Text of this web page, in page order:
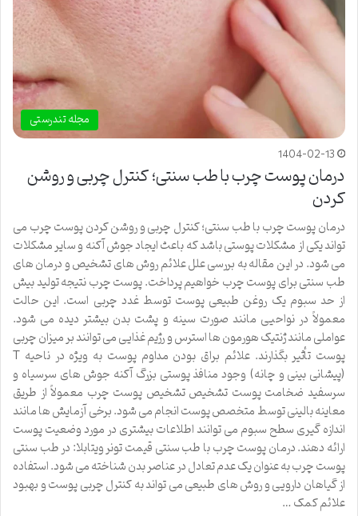
مجله تندرستی
1404-02-13
درمان پوست چرب با طب سنتی؛ کنترل چربی و روشن
کردن
درمان پوست چرب با طب سنتی؛ کنترل چربی و روشن کردن پوست چرب می
تواند یکی از مشکلات پوستی باشد که باعث ایجاد جوش آکنه و سایر مشکلات
می شود. در این مقاله به بررسی علل علائم روش های تشخیص و درمان های
طب سنتی برای پوست چرب خواهیم پرداخت. پوست چرب نتیجه تولید بیش
از حد سبوم یک روغن طبیعی پوست توسط غدد چربی است. این حالت
معمولاً در نواحیی مانند صورت سینه و پشت بدن بیشتر دیده می شود.
عواملی مانند ژنتیک هورمون ها استرس و رژیم غذایی می توانند بر میزان چربی
پوست تأثیر بگذارند. علائم براق بودن مداوم پوست به ویژه در ناحیه T
(پیشانی بینی و چانه) وجود منافذ پوستی بزرگ آکنه جوش های سرسیاه و
سرسفید ضخامت پوست تشخیص تشخیص پوست چرب معمولاً از طریق
معاینه بالینی توسط متخصص پوست انجام می شود. برخی آزمایش ها مانند
اندازه گیری سطح سبوم می توانند اطلاعات بیشتری در مورد وضعیت پوست
ارائه دهند. درمان پوست چرب با طب سنتی قیمت تونر ویتابلا: در طب سنتی
پوست چرب به عنوان یک عدم تعادل در عناصر بدن شناخته می شود. استفاده
از گیاهان دارویی و روش های طبیعی می تواند به کنترل چربی پوست و بهبود
علائم کمک …